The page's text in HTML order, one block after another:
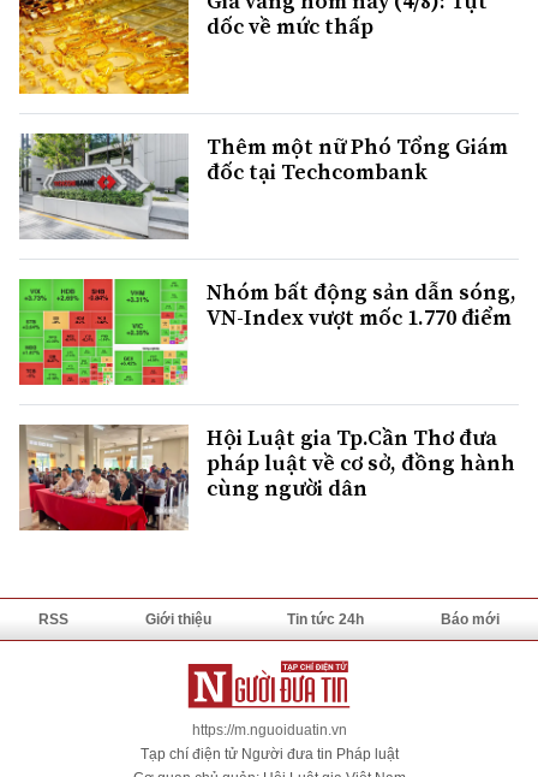
dốc về mức thấp
Thêm một nữ Phó Tổng Giám
đốc tại Techcombank
Nhóm bất động sản dẫn sóng,
VN-Index vượt mốc 1.770 điểm
Hội Luật gia Tp.Cần Thơ đưa
pháp luật về cơ sở, đồng hành
cùng người dân
RSS Giới thiệu Tin tức 24h Báo mới
https://m.nguoiduatin.vn
Tạp chí điện tử Người đưa tin Pháp luật